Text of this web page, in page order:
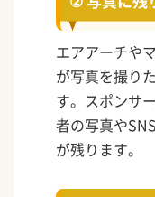
エアアーチや
が写真を撮り
す。スポンサ
者の写真や
が残ります。